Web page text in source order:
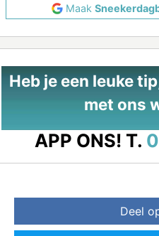
Maak
Heb je een leuke
met ons
APP ONS! T.
Deel